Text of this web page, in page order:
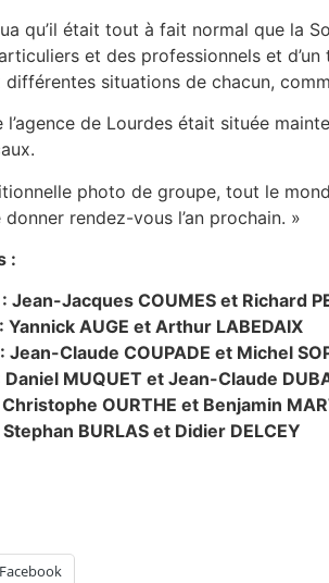
qu’il était tout à fait normal que la
et des professionnels et
différentes situations de chacun,
l’agence de Lourdes était située
photo de groupe, tout le
rendez-vous l’an prochain. »
:
Jean-Jacques COUMES et Richard
Yannick AUGE et Arthur LABEDAIX
Jean-Claude COUPADE et Michel
Daniel MUQUET et Jean-Claude
OURTHE et Benjamin
BURLAS et Didier DELCEY
Facebook